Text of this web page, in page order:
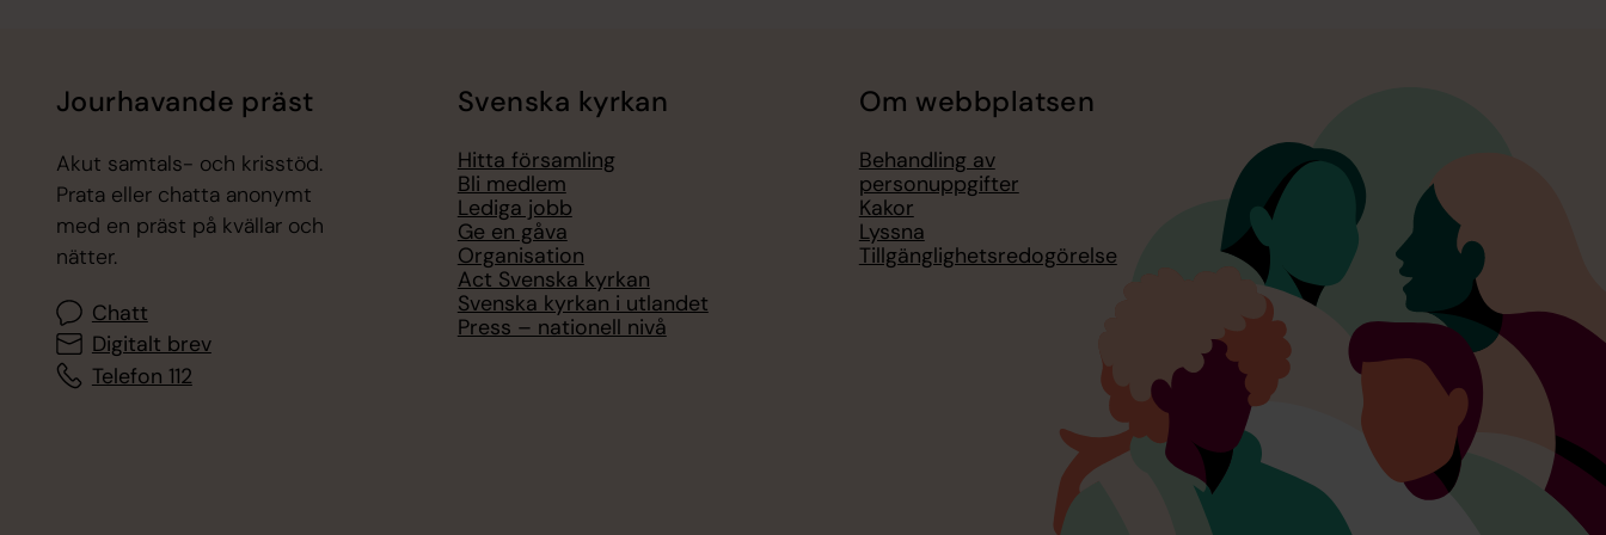
Jourhavande präst
Akut samtals- och krisstöd.
Prata eller chatta anonymt
med en präst på kvällar och
nätter.
Chatt
Digitalt brev
Telefon 112
Svenska kyrkan
Hitta församling
Bli medlem
Lediga jobb
Ge en gåva
Organisation
Act Svenska kyrkan
Svenska kyrkan i utlandet
Press – nationell nivå
Om webbplatsen
Behandling av
personuppgifter
Kakor
Lyssna
Tillgänglighetsredogörelse